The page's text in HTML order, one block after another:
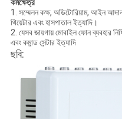
কর্মক্ষেত্র
1. সম্মেলন কক্ষ, অডিটোরিয়াম, আইন
থিয়েটার এবং হাসপাতাল ইত্যাদি।
2. যেসব জায়গায় মোবাইল ফোন ব্যবহার
এবং কমান্ড সেন্টার ইত্যাদি
ছবি: